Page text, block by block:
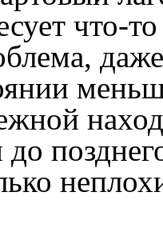
что-
до